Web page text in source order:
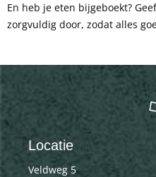
En heb je eten bijgeboekt?
zorgvuldig door, zodat alles
Locatie
Veldweg 5